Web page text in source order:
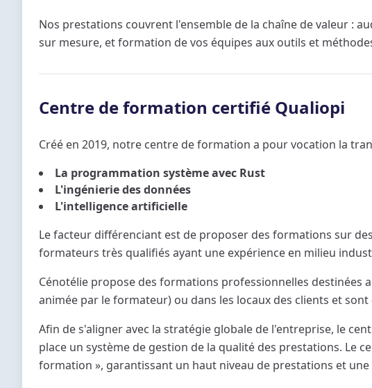
Nos prestations couvrent l'ensemble de la chaîne de valeur :
sur mesure, et formation de vos équipes aux outils et
Centre de formation certifié Qualiopi
Créé en 2019, notre centre de formation a pour vocation la
La programmation système avec Rust
L'ingénierie des données
L'intelligence artificielle
Le facteur différenciant est de proposer des formations sur
formateurs très qualifiés ayant une expérience en milieu
Cénotélie propose des formations professionnelles destinées
animée par le formateur) ou dans les locaux des clients et
Afin de s'aligner avec la stratégie globale de l'entreprise, le
place un système de gestion de la qualité des prestations. Le
formation », garantissant un haut niveau de prestations et une